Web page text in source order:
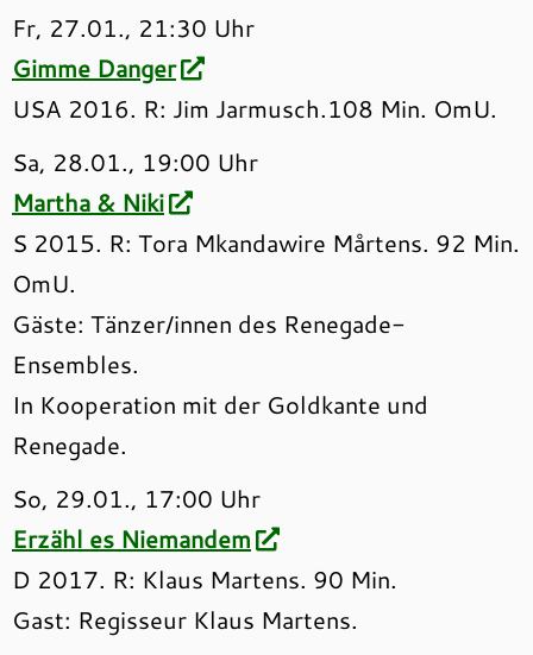
Fr, 27.01., 21:30 Uhr
Gimme Danger
USA 2016. R: Jim Jarmusch.108 Min. OmU.
Sa, 28.01., 19:00 Uhr
Martha & Niki
S 2015. R: Tora Mkandawire Mårtens. 92 Min.
OmU.
Gäste: Tänzer/innen des Renegade-
Ensembles.
In Kooperation mit der Goldkante und
Renegade.
So, 29.01., 17:00 Uhr
Erzähl es Niemandem
D 2017. R: Klaus Martens. 90 Min.
Gast: Regisseur Klaus Martens.